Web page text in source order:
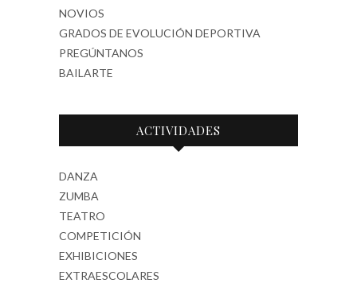
NOVIOS
GRADOS DE EVOLUCIÓN DEPORTIVA
PREGÚNTANOS
BAILARTE
ACTIVIDADES
DANZA
ZUMBA
TEATRO
COMPETICIÓN
EXHIBICIONES
EXTRAESCOLARES